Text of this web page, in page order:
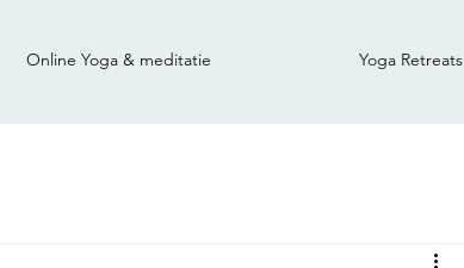
Online Yoga & meditatie Yoga Retreats